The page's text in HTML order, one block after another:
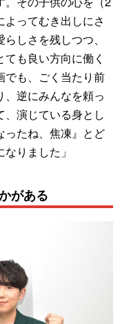
ってむき出しにさ
しさを残しつつ、
も良い方向に働く
でも、ごく当たり前
逆にみんなを頼っ
演じている身とし
ったね、焦凍』とど
りました」
がある